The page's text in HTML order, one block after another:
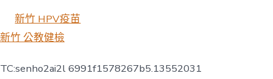
新竹 HPV疫苗
新竹 公教健檢
TC:senho2ai2l 6991f1578267b5.13552031